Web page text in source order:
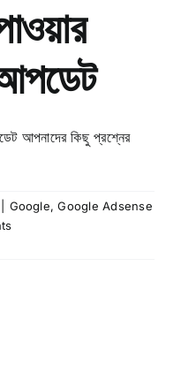
আপনাদের কিছু প্রশ্নের
Google,Google Adsense